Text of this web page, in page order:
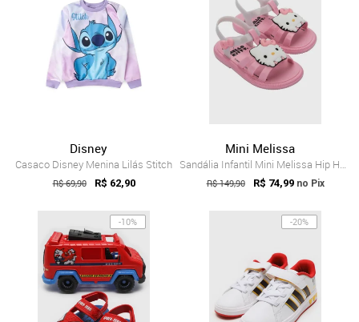
Disney
Casaco Disney Menina Lilás Stitch
R$ 69,90 R$ 62,90
Mini Melissa
Sandália Infantil Mini Melissa Hip Hello...
R$ 149,90 R$ 74,99 no Pix
-10% -20%